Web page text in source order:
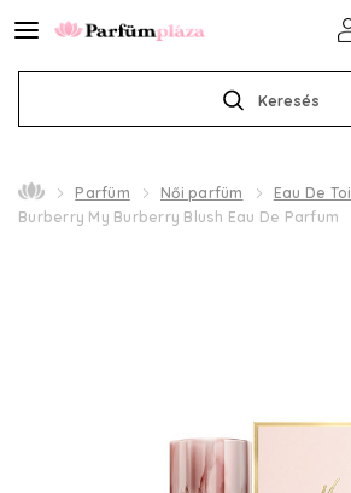
Keresés
Parfüm Női parfüm Eau De
Burberry My Burberry Blush Eau De Parfum